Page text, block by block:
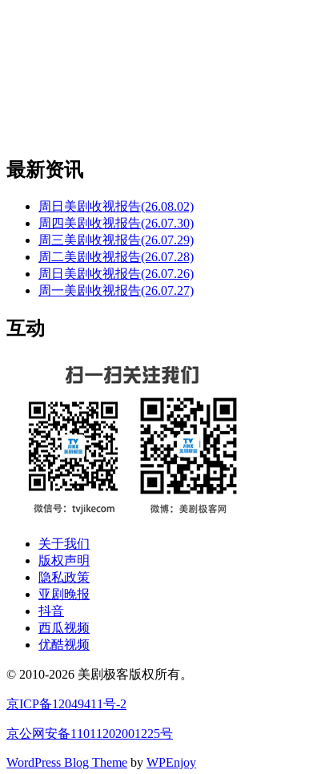
最新资讯
周日美剧收视报告(26.08.02)
周四美剧收视报告(26.07.30)
周三美剧收视报告(26.07.29)
周二美剧收视报告(26.07.28)
周日美剧收视报告(26.07.26)
周一美剧收视报告(26.07.27)
互动
关于我们
版权声明
隐私政策
亚剧晚报
抖音
西瓜视频
优酷视频
© 2010-2026 美剧极客版权所有。
京ICP备12049411号-2
京公网安备11011202001225号
WordPress Blog Theme by WPEnjoy